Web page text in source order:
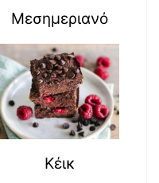
Μεσημεριανό
Κέικ